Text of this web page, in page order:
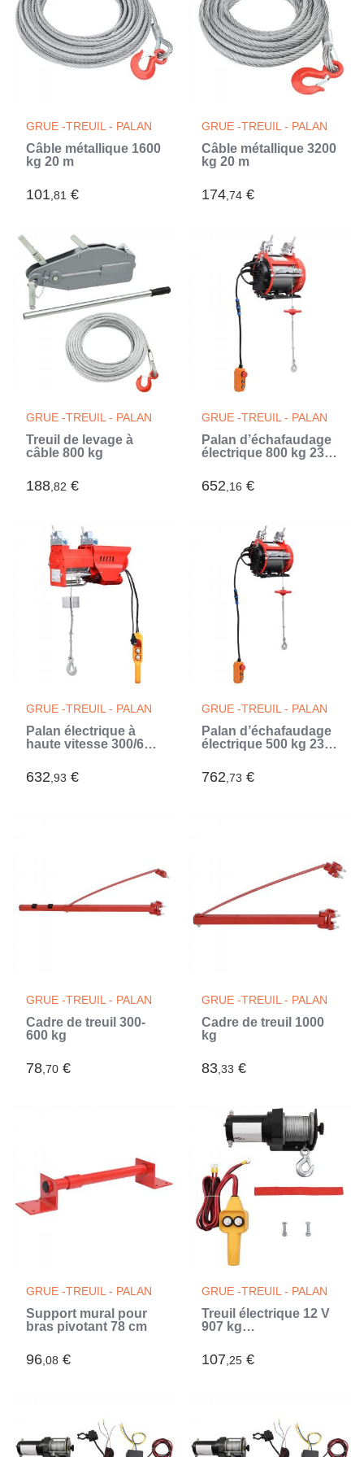
GRUE -TREUIL - PALAN
Câble métallique 1600
kg 20 m
101,81 €
GRUE -TREUIL - PALAN
Câble métallique 3200
kg 20 m
174,74 €
GRUE -TREUIL - PALAN
Treuil de levage à
câble 800 kg
188,82 €
GRUE -TREUIL - PALAN
Palan d’échafaudage
électrique 800 kg 230
652,16 €
GRUE -TREUIL - PALAN
Palan électrique à
haute vitesse 300/600
632,93 €
GRUE -TREUIL - PALAN
Palan d’échafaudage
électrique 500 kg 230
762,73 €
GRUE -TREUIL - PALAN
Cadre de treuil 300-
600 kg
78,70 €
GRUE -TREUIL - PALAN
Cadre de treuil 1000
kg
83,33 €
GRUE -TREUIL - PALAN
Support mural pour
bras pivotant 78 cm
96,08 €
GRUE -TREUIL - PALAN
Treuil électrique 12 V
907 kg
107,25 €